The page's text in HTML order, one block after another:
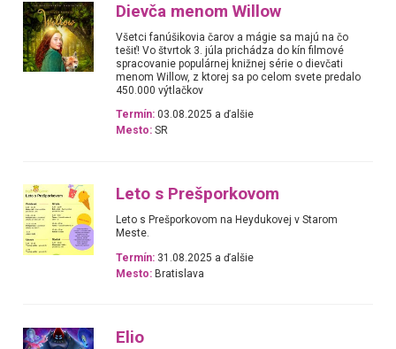
Dievča menom Willow
Všetci fanúšikovia čarov a mágie sa majú na čo
tešiť! Vo štvrtok 3. júla prichádza do kín filmové
spracovanie populárnej knižnej série o dievčati
menom Willow, z ktorej sa po celom svete predalo
450.000 výtlačkov
Termín: 03.08.2025 a ďalšie
Mesto: SR
Leto s Prešporkovom
Leto s Prešporkovom na Heydukovej v Starom
Meste.
Termín: 31.08.2025 a ďalšie
Mesto: Bratislava
Elio